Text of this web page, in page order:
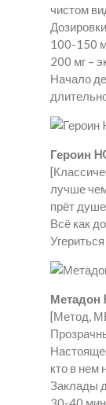
чистом
100-150
200 мг –
Начало
Героин
лучше
прёт
Всё как
Метадон
[Метод,
кто в
Заклады